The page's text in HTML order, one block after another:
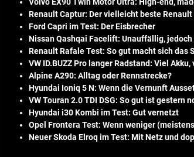
Renault Captur: Der vielleicht beste
Ford Capri im Test: Der Eisbrecher
Nissan Qashqai Facelift: Unauffällig,
Renault Rafale Test: So gut macht sich das
VW ID.BUZZ Pro langer Radstand: Viel
Alpine A290: Alltag oder Rennstrecke?
Hyundai Ioniq 5 N: Wenn die Vernunft
VW Touran 2.0 TDI DSG: So gut ist gestern
Hyundai i30 Kombi im Test: Gut vernetzt
Opel Frontera Test: Wenn weniger
Neuer Skoda Elroq im Test: Mit Netz und